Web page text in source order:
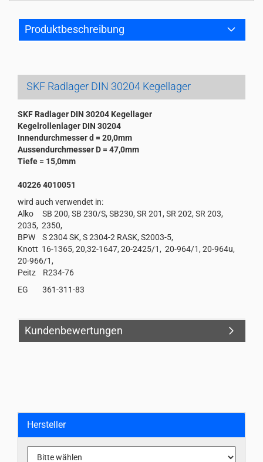
Produktbeschreibung
SKF Radlager DIN 30204 Kegellager
SKF Radlager DIN 30204 Kegellager
Kegelrollenlager DIN 30204
Innendurchmesser d = 20,0mm
Aussendurchmesser D = 47,0mm
Tiefe = 15,0mm
40226 4010051
wird auch verwendet in:
Alko SB 200, SB 230/S, SB230, SR 201, SR 202, SR 203,
2035, 2350,
BPW S 2304 SK, S 2304-2 RASK, S2003-5,
Knott 16-1365, 20,32-1647, 20-2425/1, 20-964/1, 20-964u,
20-966/1,
Peitz R234-76
EG 361-311-83
Kundenbewertungen
Hersteller